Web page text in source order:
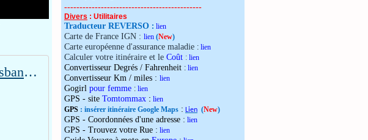
Goldwing Unsersbande - PHOTO FINISH
---------------------------------------------
Divers : Utilitaires
Traducteur REVERSO : lien
Carte de France IGN : lien (New)
Carte européenne d'assurance maladie : lien
Calculer votre itinéraire et le Coût : lien
Convertisseur Degrés / Fahrenheit : lien
Convertisseur Km / miles : lien
Gogirl pour femme : lien
GPS - site Tomtommax : lien
GPS : insérer itinéraire Google Maps : Lien (New)
GPS - Coordonnées d'une adresse : lien
GPS - Trouvez votre Rue : lien